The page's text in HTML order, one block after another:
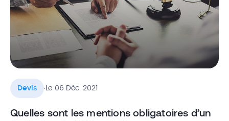
Devis .Le 06 Déc. 2021
Quelles sont les mentions obligatoires d’un